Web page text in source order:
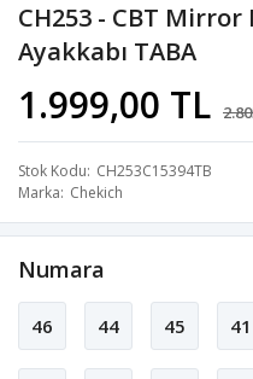
CH253 - CBT Mirror
Ayakkabı TABA
1.999,00 TL
Stok Kodu CH253C15394TB
Marka Chekich
Numara
46 44 45 41